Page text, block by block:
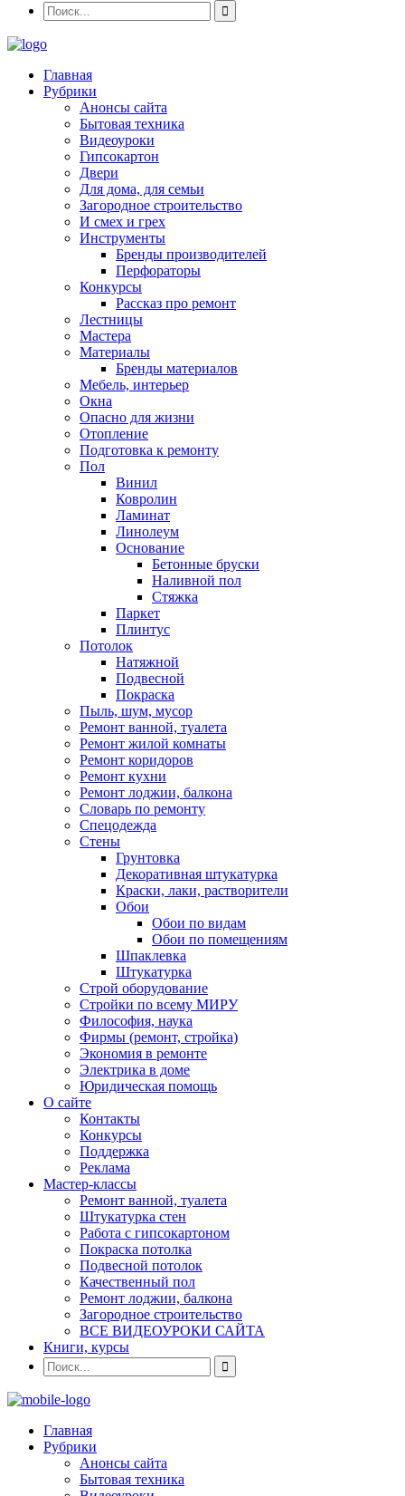
Главная
Рубрики
Анонсы сайта
Бытовая техника
Видеоуроки
Гипсокартон
Двери
Для дома, для семьи
Загородное строительство
И смех и грех
Инструменты
Бренды производителей
Перфораторы
Конкурсы
Рассказ про ремонт
Лестницы
Мастера
Материалы
Бренды материалов
Мебель, интерьер
Окна
Опасно для жизни
Отопление
Подготовка к ремонту
Пол
Винил
Ковролин
Ламинат
Линолеум
Основание
Бетонные бруски
Наливной пол
Стяжка
Паркет
Плинтус
Потолок
Натяжной
Подвесной
Покраска
Пыль, шум, мусор
Ремонт ванной, туалета
Ремонт жилой комнаты
Ремонт коридоров
Ремонт кухни
Ремонт лоджии, балкона
Словарь по ремонту
Спецодежда
Стены
Грунтовка
Декоративная штукатурка
Краски, лаки, растворители
Обои
Обои по видам
Обои по помещениям
Шпаклевка
Штукатурка
Строй оборудование
Стройки по всему МИРУ
Философия, наука
Фирмы (ремонт, стройка)
Экономия в ремонте
Электрика в доме
Юридическая помощь
О сайте
Контакты
Конкурсы
Поддержка
Реклама
Мастер-классы
Ремонт ванной, туалета
Штукатурка стен
Работа с гипсокартоном
Покраска потолка
Подвесной потолок
Качественный пол
Ремонт лоджии, балкона
Загородное строительство
ВСЕ ВИДЕОУРОКИ САЙТА
Книги, курсы
Главная
Рубрики
Анонсы сайта
Бытовая техника